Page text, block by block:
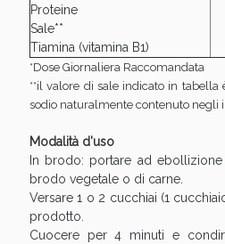
Proteine
Sale**
Tiamina (vitamina B1)
*Dose Giornaliera Raccomandata
**il valore di sale indicato in tabella
sodio naturalmente contenuto negli
Modalità d'uso
In brodo: portare ad
brodo vegetale o di carne.
Versare 1 o 2 cucchiai (1
prodotto.
Cuocere per 4 minuti e
Benessere Intestinale: